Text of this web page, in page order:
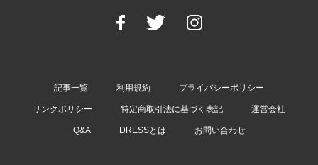
記事一覧 利用規約 プライバシーポリシー
リンクポリシー 特定商取引法に基づく表記 運営会社
Q&A DRESSとは お問い合わせ